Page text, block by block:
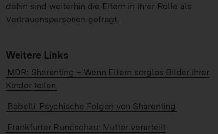
dahin sind weiterhin die Eltern in ihrer Rolle als
Vertrauenspersonen gefragt.
Weitere Links
MDR: Sharenting – Wenn Eltern sorglos Bilder ihrer
Kinder teilen
Babelli: Psychische Folgen von Sharenting
Frankfurter Rundschau: Mutter verurteilt